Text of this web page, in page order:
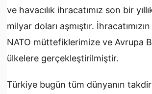
ve havacılık ihracatımız son bir
milyar doları aşmıştır.
NATO müttefiklerimize ve Avrupa
ülkelere gerçekleştirilmiştir.
Türkiye bugün tüm dünyanın